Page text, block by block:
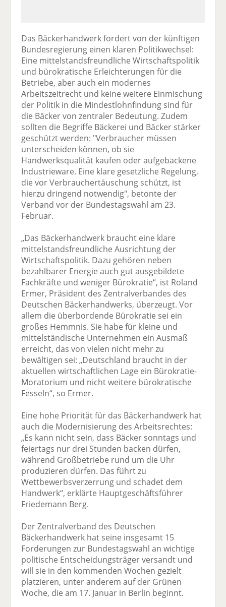
Das Bäckerhandwerk fordert von der künftigen
Bundesregierung einen klaren Politikwechsel:
Eine mittelstandsfreundliche Wirtschaftspolitik
und bürokratische Erleichterungen für die
Betriebe, aber auch ein modernes
Arbeitszeitrecht und keine weitere Einmischung
der Politik in die Mindestlohnfindung sind für
die Bäcker von zentraler Bedeutung. Zudem
sollten die Begriffe Bäckerei und Bäcker stärker
geschützt werden: "Verbraucher müssen
unterscheiden können, ob sie
Handwerksqualität kaufen oder aufgebackene
Industrieware. Eine klare gesetzliche Regelung,
die vor Verbrauchertäuschung schützt, ist
hierzu dringend notwendig", betonte der
Verband vor der Bundestagswahl am 23.
Februar.
„Das Bäckerhandwerk braucht eine klare
mittelstandsfreundliche Ausrichtung der
Wirtschaftspolitik. Dazu gehören neben
bezahlbarer Energie auch gut ausgebildete
Fachkräfte und weniger Bürokratie“, ist Roland
Ermer, Präsident des Zentralverbandes des
Deutschen Bäckerhandwerks, überzeugt. Vor
allem die überbordende Bürokratie sei ein
großes Hemmnis. Sie habe für kleine und
mittelständische Unternehmen ein Ausmaß
erreicht, das von vielen nicht mehr zu
bewältigen sei: „Deutschland braucht in der
aktuellen wirtschaftlichen Lage ein Bürokratie-
Moratorium und nicht weitere bürokratische
Fesseln“, so Ermer.
Eine hohe Priorität für das Bäckerhandwerk hat
auch die Modernisierung des Arbeitsrechtes:
„Es kann nicht sein, dass Bäcker sonntags und
feiertags nur drei Stunden backen dürfen,
während Großbetriebe rund um die Uhr
produzieren dürfen. Das führt zu
Wettbewerbsverzerrung und schadet dem
Handwerk“, erklärte Hauptgeschäftsführer
Friedemann Berg.
Der Zentralverband des Deutschen
Bäckerhandwerk hat seine insgesamt 15
Forderungen zur Bundestagswahl an wichtige
politische Entscheidungsträger versandt und
will sie in den kommenden Wochen gezielt
platzieren, unter anderem auf der Grünen
Woche, die am 17. Januar in Berlin beginnt.